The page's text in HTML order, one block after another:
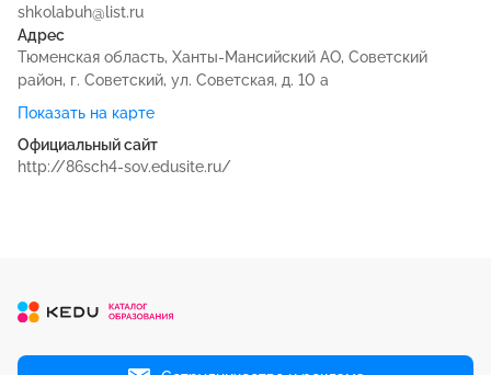
shkolabuh@list.ru
Адрес
Тюменская область, Ханты-Мансийский АО, Советский
район, г. Советский, ул. Советская, д. 10 а
Показать на карте
Официальный сайт
http://86sch4-sov.edusite.ru/